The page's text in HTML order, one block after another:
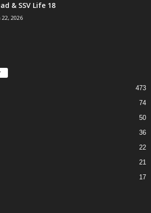
& SSV Life 18
2026
473
74
50
36
22
21
17